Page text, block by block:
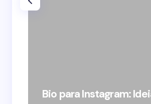
Bio para Instagram: